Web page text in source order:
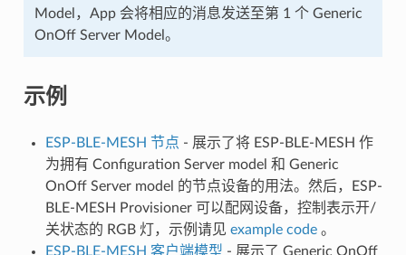
Model，App 会将相应的消息发送至第 1 个 Generic
OnOff Server Model。
示例
ESP-BLE-MESH 节点 - 展示了将 ESP-BLE-MESH 作
为拥有 Configuration Server model 和 Generic
OnOff Server model 的节点设备的用法。然后，ESP-
BLE-MESH Provisioner 可以配网设备，控制表示开/
关状态的 RGB 灯，示例请见 example code 。
ESP-BLE-MESH 客户端模型 - 展示了 Generic OnOff